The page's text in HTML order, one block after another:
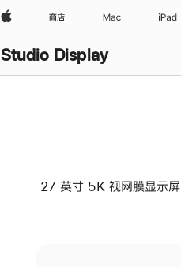
Apple 商店 Mac iPad
Studio Display
27 英寸 5K 视网膜显示屏